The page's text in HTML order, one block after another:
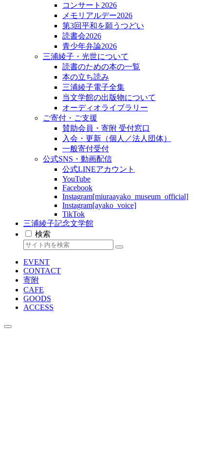
コンサート2026
メモリアルデー2026
第3回平和を願うつどい
読書会2026
青少年弁論2026
三浦綾子・光世について
読書のための本の一覧
本の立ち読み
三浦綾子電子全集
当文学館の出版物について
オーディオライブラリー
ご寄付・ご支援
賛助会員・寄附 受付窓口
入会・更新（個人／法人団体）
一般寄付受付
公式SNS・動画配信
公式LINEアカウント
YouTube
Facebook
Instagram[miuraayako_museum_official]
Instagram[ayako_voice]
TikTok
三浦綾子記念文学館
検索
EVENT
CONTACT
寄附
CAFE
GOODS
ACCESS